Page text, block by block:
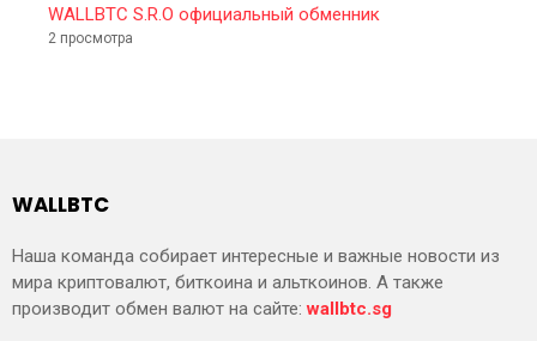
WALLBTC S.R.O официальный обменник
2 просмотра
WALLBTC
Наша команда собирает интересные и важные новости из
мира криптовалют, биткоина и альткоинов. А также
производит обмен валют на сайте:wallbtc.sg